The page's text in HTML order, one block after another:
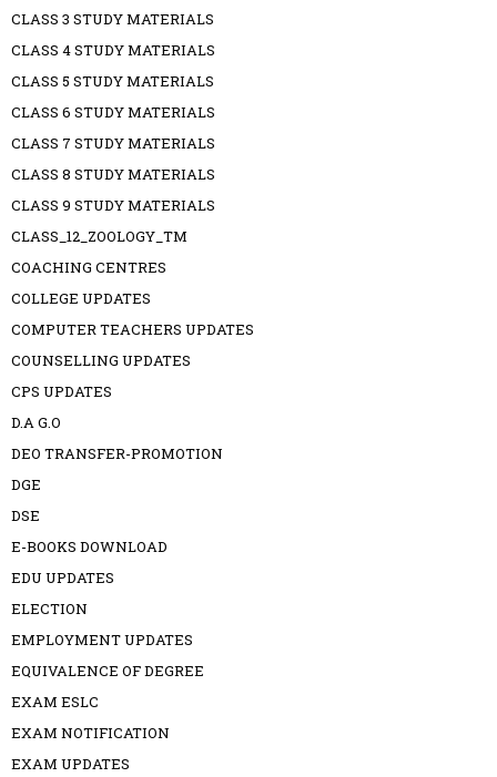
CLASS 3 STUDY MATERIALS
CLASS 4 STUDY MATERIALS
CLASS 5 STUDY MATERIALS
CLASS 6 STUDY MATERIALS
CLASS 7 STUDY MATERIALS
CLASS 8 STUDY MATERIALS
CLASS 9 STUDY MATERIALS
CLASS_12_ZOOLOGY_TM
COACHING CENTRES
COLLEGE UPDATES
COMPUTER TEACHERS UPDATES
COUNSELLING UPDATES
CPS UPDATES
D.A G.O
DEO TRANSFER-PROMOTION
DGE
DSE
E-BOOKS DOWNLOAD
EDU UPDATES
ELECTION
EMPLOYMENT UPDATES
EQUIVALENCE OF DEGREE
EXAM ESLC
EXAM NOTIFICATION
EXAM UPDATES